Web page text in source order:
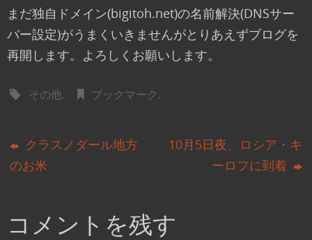
まだ独自ドメイン(bigitoh.net)の名前解決(DNSサー
バー設定)がうまくいきませんがとりあえずブログを
再開します。よろしくお願いします。
その他. ブックマーク.
クラスノダール地方
のお米
10月5日夜、ロシア・キ
ーロフに到着
コメントを残す